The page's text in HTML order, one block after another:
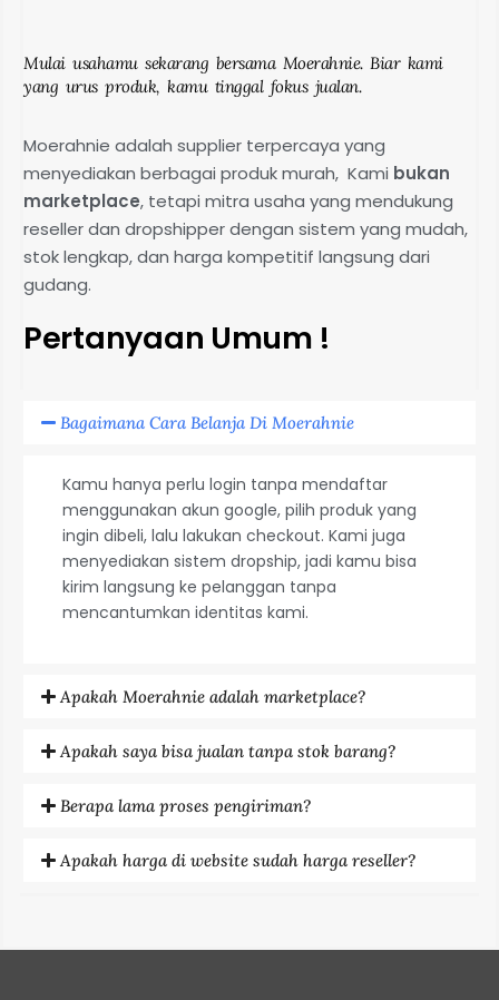
Mulai usahamu sekarang bersama Moerahnie. Biar kami
yang urus produk, kamu tinggal fokus jualan.
Moerahnie adalah supplier terpercaya yang
menyediakan berbagai produk murah, Kami bukan
marketplace, tetapi mitra usaha yang mendukung
reseller dan dropshipper dengan sistem yang mudah,
stok lengkap, dan harga kompetitif langsung dari
gudang.
Pertanyaan Umum !
Bagaimana Cara Belanja Di Moerahnie
Kamu hanya perlu login tanpa mendaftar
menggunakan akun google, pilih produk yang
ingin dibeli, lalu lakukan checkout. Kami juga
menyediakan sistem dropship, jadi kamu bisa
kirim langsung ke pelanggan tanpa
mencantumkan identitas kami.
Apakah Moerahnie adalah marketplace?
Apakah saya bisa jualan tanpa stok barang?
Berapa lama proses pengiriman?
Apakah harga di website sudah harga reseller?